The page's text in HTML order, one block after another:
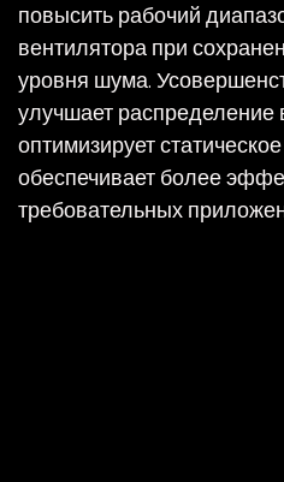
повысить рабочий
вентилятора при
уровня шума.
улучшает распределение
оптимизирует
обеспечивает более
требовательных